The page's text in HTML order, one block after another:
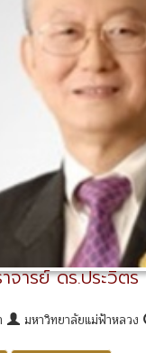
จารย์ ดร.ประวิต
มหาวิทยาลัยแม่ฟ้าหลวง